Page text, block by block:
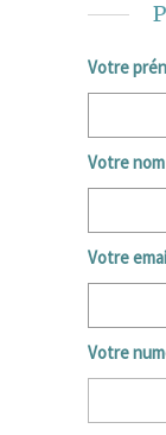
Votre
Votre
Votre
Votre